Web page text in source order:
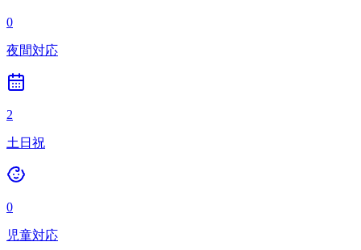
0
夜間対応
2
土日祝
0
児童対応